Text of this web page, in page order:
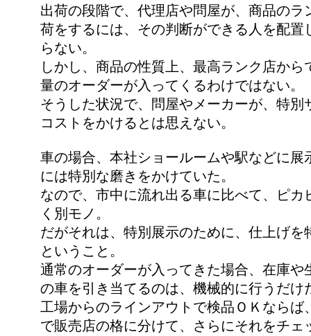
出荷の段階で、代理店や問屋が、商品のラ
荷をするには、その判断ができる人を配置
らない。
しかし、商品の性質上、最高ランク店から
量のオーダーが入ってくるわけではない。
そうした状況で、問屋やメーカーが、特別
コストをかけるとは思えない。
車の場合、本社ショールームや駅などに展
には特別な磨きをかけていた。
なので、市中に流れ出る車に比べて、ピカ
く別モノ。
だがそれは、特別展示のために、仕上げを
ということ。
通常のオーダーが入ってきた場合、在庫や
の車を引き当てるのは、機械的に行うだけ
工場からのラインアウトで検品ＯＫならば
で販売店の格に分けて、さらにそれをチェ